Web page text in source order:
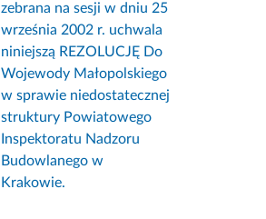
zebrana na sesji w dniu 25
września 2002 r. uchwala
niniejszą REZOLUCJĘ Do
Wojewody Małopolskiego
w sprawie niedostatecznej
struktury Powiatowego
Inspektoratu Nadzoru
Budowlanego w
Krakowie.